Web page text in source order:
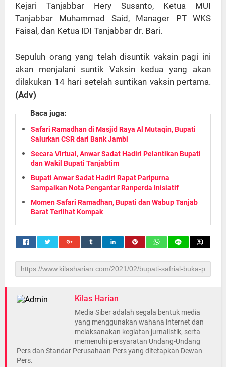
Kejari Tanjabbar Hery Susanto, Ketua MUI
Tanjabbar Muhammad Said, Manager PT WKS
Faisal, dan Ketua IDI Tanjabbar dr. Bari.
Sepuluh orang yang telah disuntik vaksin pagi ini
akan menjalani suntik Vaksin kedua yang akan
dilakukan 14 hari setelah suntikan vaksin pertama.
(Adv)
Baca juga:
Safari Ramadhan di Masjid Raya Al Mutaqin, Bupati
Salurkan CSR dari Bank Jambi
Secara Virtual, Anwar Sadat Hadiri Pelantikan Bupati
dan Wakil Bupati Tanjabtim
Bupati Anwar Sadat Hadiri Rapat Paripurna
Sampaikan Nota Pengantar Ranperda Inisiatif
Momen Safari Ramadhan, Bupati dan Wabup Tanjab
Barat Terlihat Kompak
Kilas Harian
Media Siber adalah segala bentuk media
yang menggunakan wahana internet dan
melaksanakan kegiatan jurnalistik, serta
memenuhi persyaratan Undang-Undang
Pers dan Standar Perusahaan Pers yang ditetapkan Dewan
Pers.